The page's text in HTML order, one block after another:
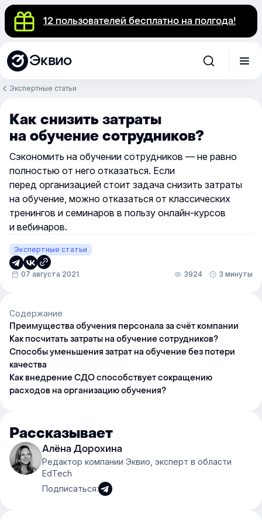
12 пользователей бесплатно на полгода!
Эквио
Экспертные статьи
Как снизить затраты
на обучение сотрудников?
Сэкономить на обучении сотрудников — не равно
полностью от него отказаться. Если
перед организацией стоит задача снизить затраты
на обучение, можно отказаться от классических
тренингов и семинаров в пользу онлайн-курсов
и вебинаров.
Экспертные статьи
07 августа 2021 3924 3 минуты
Содержание
Преимущества обучения персонала за счёт компании
Как посчитать затраты на обучение сотрудников?
Способы уменьшения затрат на обучение без потери
качества
Как внедрение СДО способствует сокращению
расходов на организацию обучения?
Рассказывает
Алёна Дорохина
Редактор компании Эквио, эксперт в области
EdTech
Подписаться: